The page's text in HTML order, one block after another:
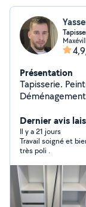
Présentation
Tapisserie.
Dernier avis
Il y a 21 jours
Travail soigné et
très poli .